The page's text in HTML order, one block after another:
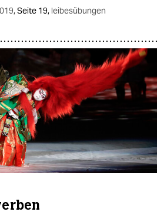
,Seite 19, leibesübungen